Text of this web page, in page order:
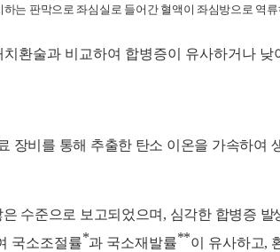
는 판막으로 좌심실로 들어간 혈액이 좌심방으로 역
환술과 비교하여 합병증이 유사하거나 낮
장비를 통해 추출한 탄소 이온을 가속하여
수준으로 보고되었으며 , 심각한 합병증 발
국소조절률*과 국소재발률**이 유사하고,